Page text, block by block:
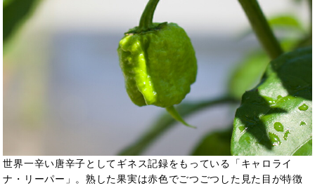
世界一辛い唐辛子としてギネス記録をもっている「キャロライ
ナ・リーパー」。熟した果実は赤色でごつごつした見た目が特徴